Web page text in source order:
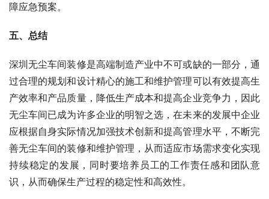
障应急预案。
五、总结
深圳无尘车间装修是高端制造产业中不可或缺的一部分，通
过合理的规划和设计精心的施工和维护管理可以有效提高生
产效率和产品质量，降低生产成本和提高企业竞争力，因此
无尘车间已成为许多企业的明智之选，在未来的发展中企业
应根据自身实际情况加强技术创新和提高管理水平，不断完
善无尘车间的装修和维护管理，从而适应市场需求变化实现
持续稳定的发展，同时要培养员工的工作责任感和团队意
识，从而确保生产过程的稳定性和高效性。